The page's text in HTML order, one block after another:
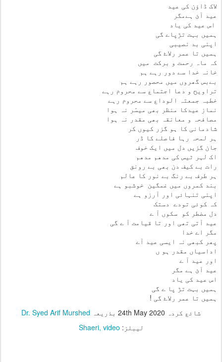
لاک ڈاؤن کی عید
عید آئ ہےمگر
اس عید کی یاد
ہمیں بہت تڑپاے گی
اپنی بد نصیبی
ہمیں تا عمر رلاۓ گی
کہ ماہ رحمت و برکت میں
خانہ خدا سے دور رہے ہم
بےبس گھروں میں محصور رہے ہم
تراویح و دعا اجتماع سے محروم رہے
خطبہ جمعتہ الوداع سے محروم رہے
نماز عیدکا منظر بھی میسّر نہ ہوا
مصافحہ و معانقہ بھی مقدر نہ ہوا
شادمانی کا ہو گزر کیوں کر
ہر لمحہ رہا فاصلے کا ڈر
جان گزیں دل میں ایک خوف
اک لہر ٹیس کی مدھم مدھم
رات بے کیف دن بھی بے رونق
ہر طرف بے رنگ بے نور کا عالم
بند کمروں میں غمگین خوشبو ہے
اپنی تنہائی اور آرزو ہے
کہ کوئی تودے دستک
دل مضطر کو سکوں آ ے
عید آتی تھی اور تا قیامت آ ے گی
مگر اے خدا
پھر کبھی نہ ایسی عید آے
اداسیاں مقدر ہو ں
اور عید آ ے
عید آئ ہے مگر
اس عید کی یاد
ہمیں بہت تڑ پا ے گی
ہمیں تا عمر رلاۓ گی !
شائع کردہ 24th May 2020 بذریعہ Dr. Syed Arif Murshed
لیبلز:
Shaeri video